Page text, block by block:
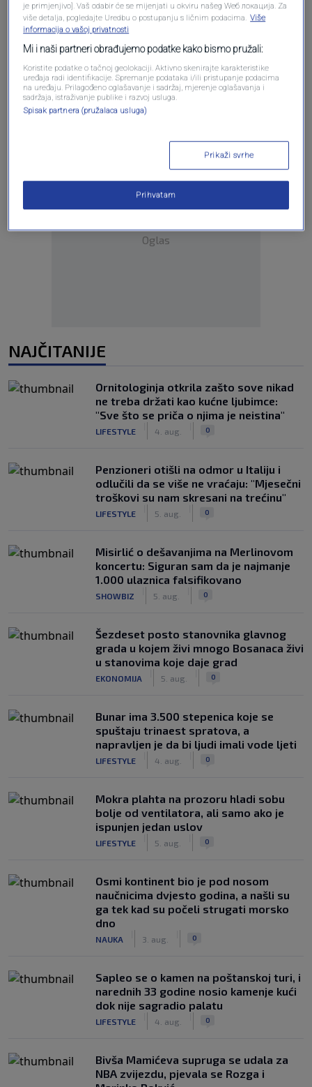
Oglas
Oglas
NAJČITANIJE
Ornitologinja otkrila zašto sove nikad
ne treba držati kao kućne ljubimce:
"Sve što se priča o njima je neistina"
LIFESTYLE 4. aug. 0
Penzioneri otišli na odmor u Italiju i
odlučili da se više ne vraćaju: "Mjesečni
troškovi su nam skresani na trećinu"
LIFESTYLE 5. aug. 0
Misirlić o dešavanjima na Merlinovom
koncertu: Siguran sam da je najmanje
1.000 ulaznica falsifikovano
SHOWBIZ 5. aug. 0
Šezdeset posto stanovnika glavnog
grada u kojem živi mnogo Bosanaca živi
u stanovima koje daje grad
EKONOMIJA 5. aug. 0
Bunar imа 3.500 stepenica koje se
spuštaju trinaest spratova, a
napravljen je da bi ljudi imali vode ljeti
LIFESTYLE 4. aug. 0
Mokra plahta na prozoru hladi sobu
bolje od ventilatora, ali samo ako je
ispunjen jedan uslov
LIFESTYLE 5. aug. 0
Osmi kontinent bio je pod nosom
naučnicima dvjesto godina, a našli su
ga tek kad su počeli strugati morsko
dno
NAUKA 3. aug. 0
Saplео se o kamen na poštanskoj turi, i
narednih 33 godine nosio kamenje kući
dok nije sagradio palatu
LIFESTYLE 4. aug. 0
Bivša Mamićeva supruga se udala za
NBA zvijezdu, pjevala se Rozga i
je primjenjivo]. Vaš odabir će se mijenjati u okviru našeg Wеб локација. Za
više detalja, pogledajte Uredbu o postupanju s ličnim podacima. Više
informacija o vašoj privatnosti
Mi i naši partneri obrađujemo podatke kako bismo pružali:
Koristite podatke o tačnoj geolokaciji. Aktivno skenirajte karakteristike
uređaja radi identifikacije. Spremanje podataka i/ili pristupanje podacima
na uređaju. Prilagođeno oglašavanje i sadržaj, mjerenje oglašavanja i
sadržaja, istraživanje publike i razvoj usluga.
Spisak partnera (pružalaca usluga)
Prikaži svrhe
Prihvatam